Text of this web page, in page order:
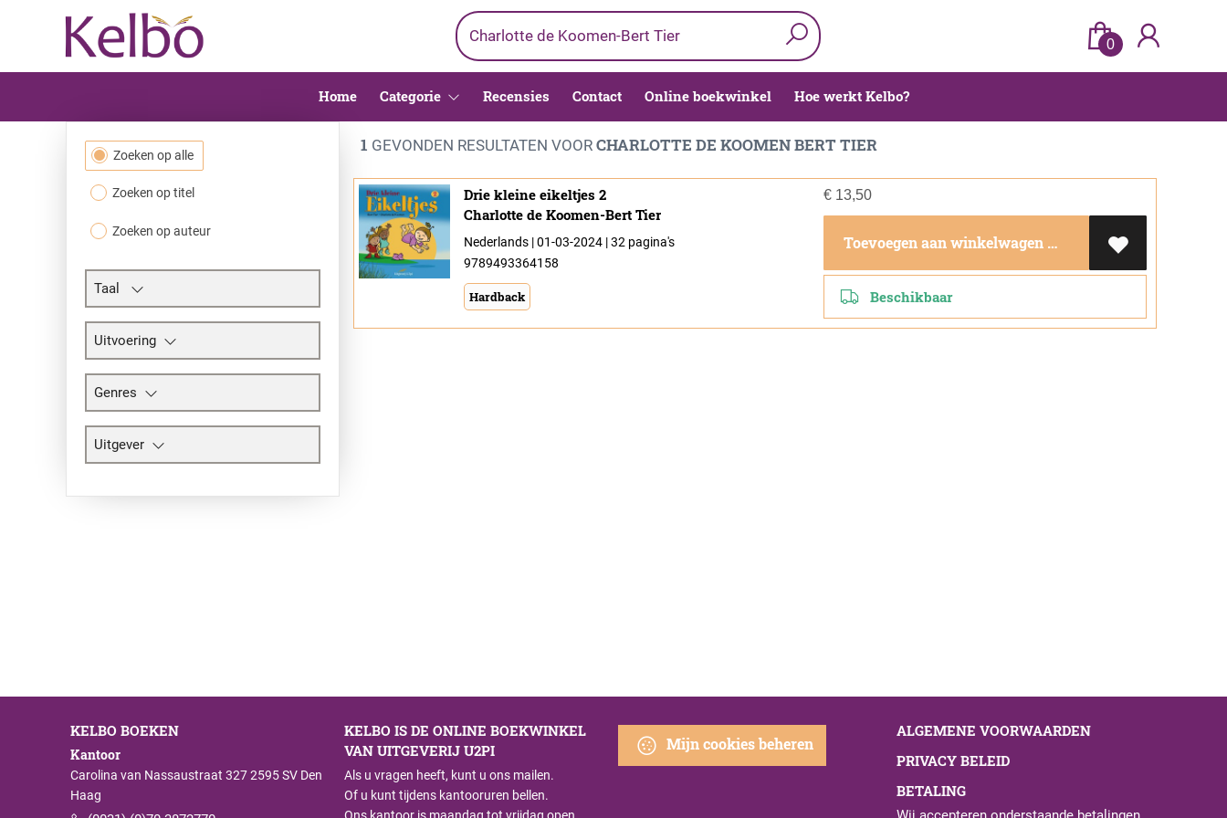
0
Home Categorie Recensies Contact Online boekwinkel Hoe werkt Kelbo?
Filtersectie
Zoeken op alle
Zoeken op titel
Zoeken op auteur
Taal
Uitvoering
Genres
Uitgever
1 GEVONDEN RESULTATEN VOOR CHARLOTTE DE KOOMEN BERT TIER
Drie kleine eikeltjes 2
Charlotte de Koomen-Bert Tier
Nederlands | 01-03-2024 | 32 pagina's
9789493364158
Hardback
€ 13,50
Toevoegen aan winkelwagen
Beschikbaar
KELBO BOEKEN
Kantoor
Carolina van Nassaustraat 327 2595 SV Den
Haag
KELBO IS DE ONLINE BOEKWINKEL
VAN UITGEVERIJ U2PI
Als u vragen heeft, kunt u ons mailen.
Of u kunt tijdens kantooruren bellen.
Mijn cookies beheren
ALGEMENE VOORWAARDEN
PRIVACY BELEID
BETALING